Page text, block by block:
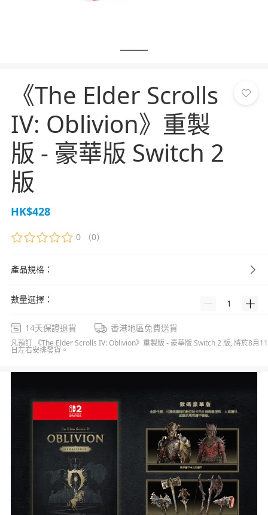
《The Elder Scrolls
IV: Oblivion》重製
版 - 豪華版 Switch 2
版
HK$428
0 （0）
產品規格：
數量選擇： 1
14天保證退貨 香港地區免費送貨
凡預訂 《The Elder Scrolls IV: Oblivion》重製版 - 豪華版 Switch 2 版, 將於8月11
日左右安排發貨。